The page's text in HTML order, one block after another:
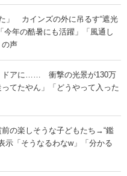
」 カインズの外に吊るす“遮光
年の酷暑にも活躍」「風通し
の声
ドアに…… 衝撃の光景が130万
てたやん」「どうやって入った
前の楽しそうな子どもたち→“鑑
示「そうなるわなw」「分かる